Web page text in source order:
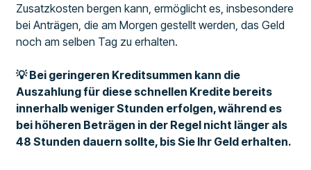
Zusatzkosten bergen kann, ermöglicht es, insbesondere
bei Anträgen, die am Morgen gestellt werden, das Geld
noch am selben Tag zu erhalten.
💡 Bei geringeren Kreditsummen kann die
Auszahlung für diese schnellen Kredite bereits
innerhalb weniger Stunden erfolgen, während es
bei höheren Beträgen in der Regel nicht länger als
48 Stunden dauern sollte, bis Sie Ihr Geld erhalten.